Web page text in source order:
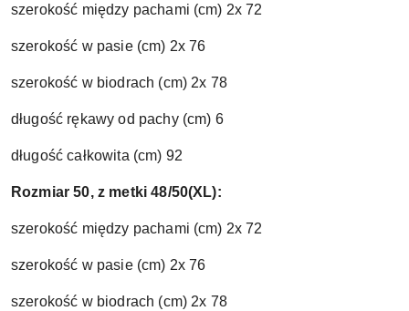
szerokość między pachami (cm) 2x 72
szerokość w pasie (cm) 2x 76
szerokość w biodrach (cm) 2x 78
długość rękawy od pachy (cm) 6
długość całkowita (cm) 92
Rozmiar 50, z metki 48/50(XL):
szerokość między pachami (cm) 2x 72
szerokość w pasie (cm) 2x 76
szerokość w biodrach (cm) 2x 78